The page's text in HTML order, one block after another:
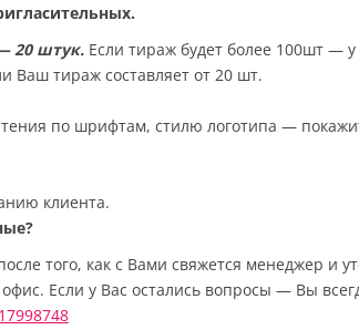
20 штук.Если тираж будет более 100шт — у
Ваш тираж составляет от 20 шт.
по шрифтам, стилю логотипа —
клиента.
того, как с Вами свяжется менеджер и
Если у Вас остались вопросы — Вы